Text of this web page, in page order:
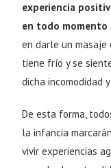
experiencia
en todo momento
en darle un masaje
tiene frío y se
dicha incomodidad
De esta forma,
la infancia
vivir experiencias